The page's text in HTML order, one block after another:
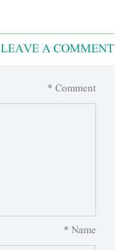
LEAVE A COMMENT
Comment *
Name *